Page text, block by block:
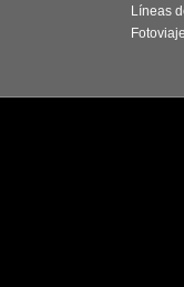
Líneas